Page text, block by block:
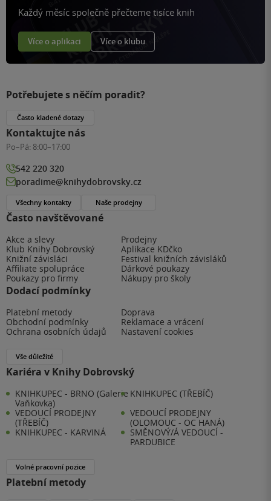
Každý měsíc společně přečteme tisíce knih
Více o aplikaci Více o klubu
Často navštěvované
Akce a slevy
Prodejny
Klub Knihy Dobrovský
Aplikace KDčko
Knižní závisláci
Festival knižních závisláků
Affiliate spolupráce
Dárkové poukazy
Poukazy pro firmy
Nákupy pro školy
Dodací podmínky
Platební metody
Doprava
Obchodní podmínky
Reklamace a vrácení
Ochrana osobních údajů
Nastavení cookies
Vše důležité
Kariéra v Knihy Dobrovský
KNIHKUPEC - BRNO (Galerie
Vaňkovka)
KNIHKUPEC (TŘEBÍČ)
VEDOUCÍ PRODEJNY
(TŘEBÍČ)
VEDOUCÍ PRODEJNY
(OLOMOUC - OC HANÁ)
KNIHKUPEC - KARVINÁ
SMĚNOVÝ/Á VEDOUCÍ -
PARDUBICE
Volné pracovní pozice
Platební metody
Potřebujete s něčím poradit?
Často kladené dotazy
Kontaktujte nás
Po–Pá: 8:00–17:00
542 220 320
poradime@knihydobrovsky.cz
Všechny kontakty Naše prodejny